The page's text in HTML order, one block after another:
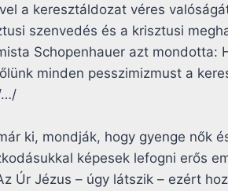
a keresztáldozat véres
szenvedés és a krisztusi
Schopenhauer azt mondotta:
minden pesszimizmust a
…/
ki, mondják, hogy gyenge nők
képesek lefogni erős
Úr Jézus – úgy látszik – ezért